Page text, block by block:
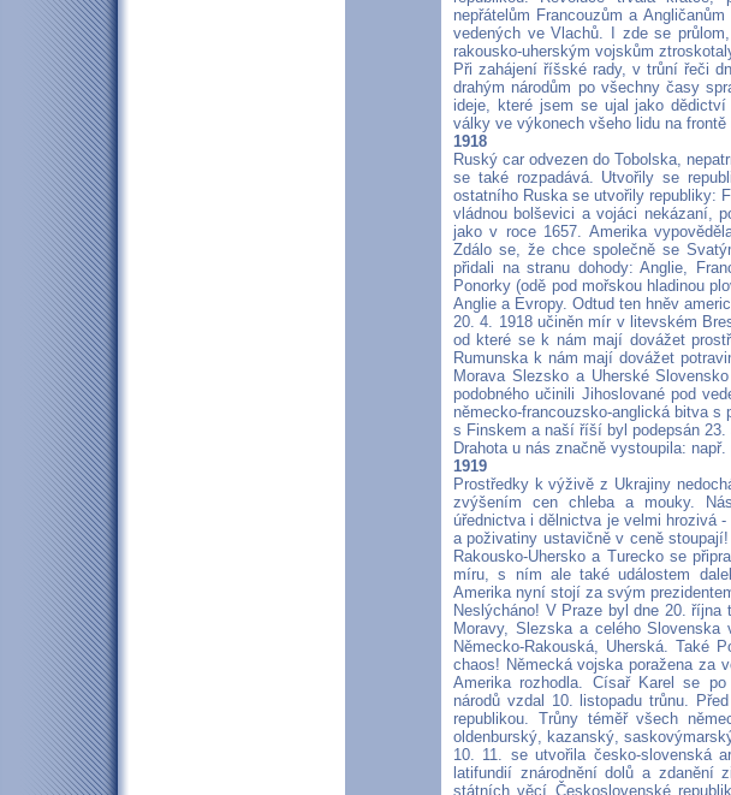
nepřátelům Francouzům a
vedených ve Vlachů. I zde se
rakousko-uherským vojskům
Při zahájení říšské rady, v trůní řeči
drahým národům po všechny časy
ideje, které jsem se ujal jako
války ve výkonech všeho lidu na
1918
Ruský car odvezen do Tobolska,
se také rozpadává. Utvořily se
ostatního Ruska se utvořily republiky:
vládnou bolševici a vojáci nekázaní,
jako v roce 1657. Amerika
Zdálo se, že chce společně se
přidali na stranu dohody: Anglie,
Ponorky (odě pod mořskou hladinou
Anglie a Evropy. Odtud ten hněv
20. 4. 1918 učiněn mír v litevském
od které se k nám mají dovážet
Rumunska k nám mají dovážet
Morava Slezsko a Uherské
podobného učinili Jihoslované pod
německo-francouzsko-anglická bitva
s Finskem a naší říší byl podepsán
Drahota u nás značně vystoupila:
1919
Prostředky k výživě z Ukrajiny
zvýšením cen chleba a mouky.
úřednictva i dělnictva je velmi hrozivá
a poživatiny ustavičně v ceně
Rakousko-Uhersko a Turecko se
míru, s ním ale také událostem
Amerika nyní stojí za svým
Neslýcháno! V Praze byl dne 20.
Moravy, Slezska a celého
Německo-Rakouská, Uherská. Také
chaos! Německá vojska poražena za
Amerika rozhodla. Císař Karel se
národů vzdal 10. listopadu trůnu.
republikou. Trůny téměř všech
oldenburský, kazanský,
10. 11. se utvořila česko-slovenská
latifundií znárodnění dolů a
státních věcí Československé